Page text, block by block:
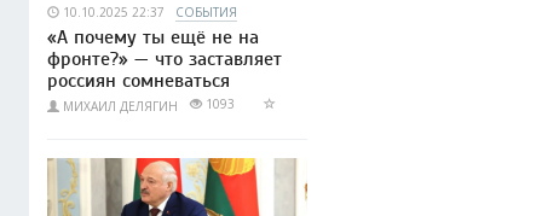
10.10.2025 22:37 СОБЫТИЯ
«А почему ты ещё не на
фронте?» — что заставляет
россиян сомневаться
МИХАИЛ ДЕЛЯГИН 1093